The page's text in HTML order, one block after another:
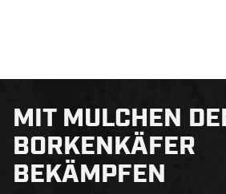
MIT MULCHEN
BORKENKÄFER
BEKÄMPFEN